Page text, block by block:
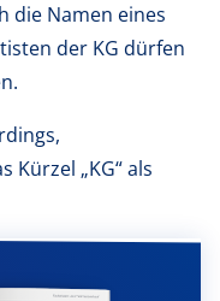
die Namen eines
der KG dürfen
Kürzel „KG“ als